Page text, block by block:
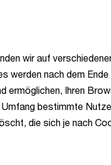
wir auf
werden nach dem
ermöglichen, Ihren
bestimmte
die sich je nach